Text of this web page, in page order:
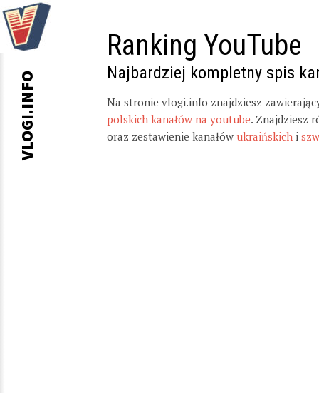
Ranking YouTube
Najbardziej kompletny spis
Na stronie vlogi.info znajdziesz
polskich kanałów na youtube. Znajdziesz
oraz zestawienie kanałów ukraińskich i
VLOGI.INFO